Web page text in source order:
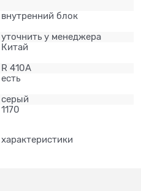
внутренний блок
уточнить у менеджера
Китай
R 410A
есть
серый
1170